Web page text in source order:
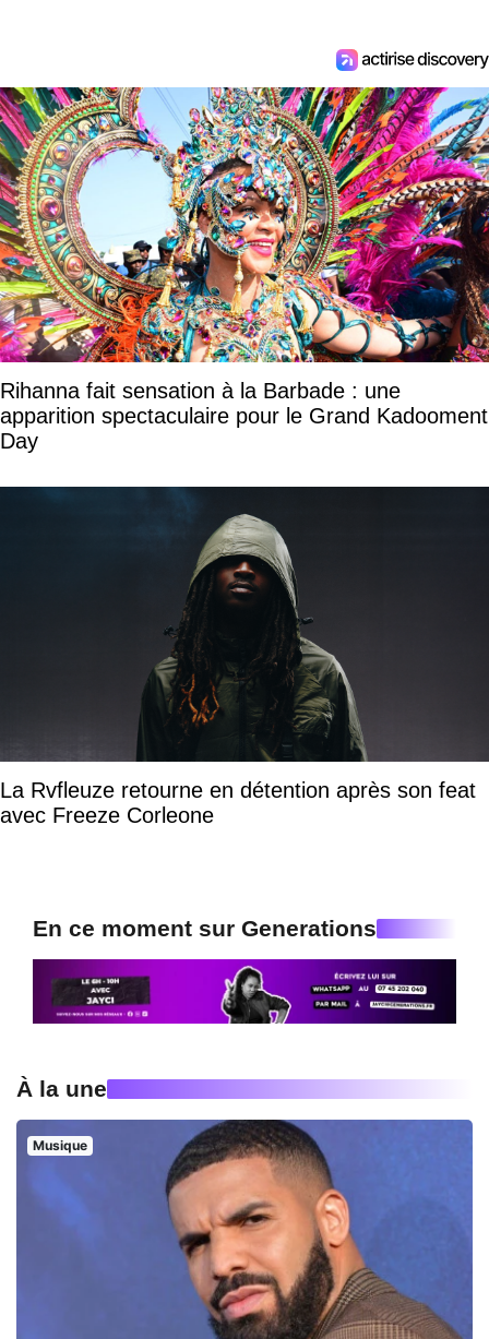
Rihanna fait sensation à la Barbade : une
apparition spectaculaire pour le Grand Kadooment
Day
La Rvfleuze retourne en détention après son feat
avec Freeze Corleone
En ce moment sur Generations
À la une
Musique